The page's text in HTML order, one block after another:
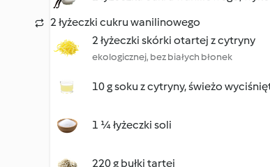
2 łyżeczki cukru wanilinowego
2 łyżeczki skórki otartej z cytryny
ekologicznej, bez białych błonek
10 g soku z cytryny, świeżo
1 ¼ łyżeczki soli
220 g bułki tartej